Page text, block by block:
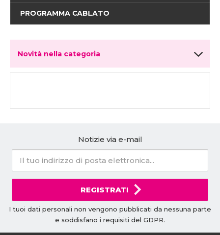
PROGRAMMA CABLATO
Novità nella categoria
Notizie via e-mail
REGISTRATI
I tuoi dati personali non vengono pubblicati da nessuna parte
e soddisfano i requisiti del GDPR.